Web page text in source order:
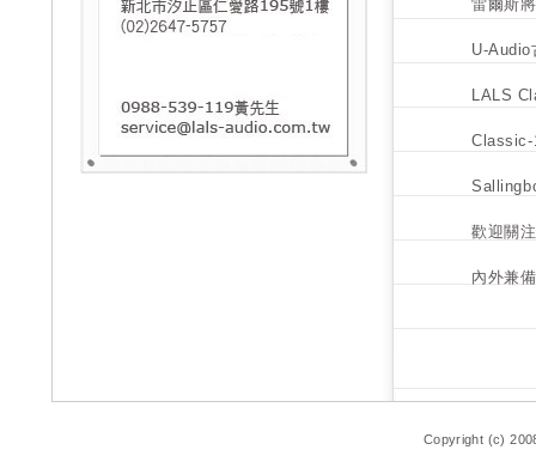
雷爾斯
U-Audio
LALS
Classic-
歡迎關
內外兼
Copyright (c)